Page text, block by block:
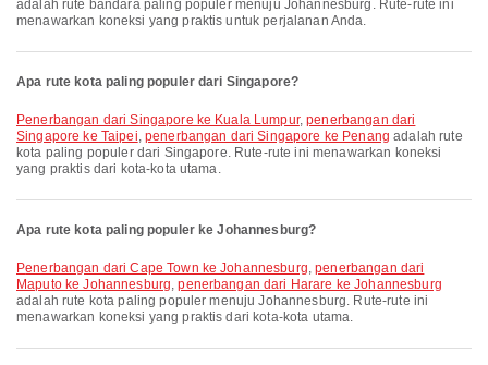
adalah rute bandara paling populer menuju Johannesburg. Rute-rute ini
menawarkan koneksi yang praktis untuk perjalanan Anda.
Apa rute kota paling populer dari Singapore?
penerbangan dari Singapore ke Kuala Lumpur,penerbangan dari
Singapore ke Taipei, penerbangan dari Singapore ke Penang adalah rute
kota paling populer dari Singapore. Rute-rute ini menawarkan koneksi
yang praktis dari kota-kota utama.
Apa rute kota paling populer ke Johannesburg?
penerbangan dari Cape Town ke Johannesburg,penerbangan dari
Maputo ke Johannesburg,penerbangan dari Harare ke Johannesburg
adalah rute kota paling populer menuju Johannesburg. Rute-rute ini
menawarkan koneksi yang praktis dari kota-kota utama.